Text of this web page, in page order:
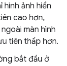
hình ảnh hiển
cao hơn,
màn hình
tiên thấp hơn.
bắt đầu ở